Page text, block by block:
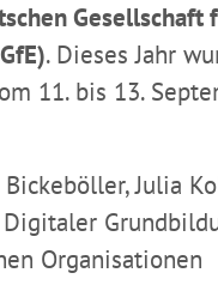
Gesellschaft
. Dieses Jahr
11. bis 13.
Bickeböller, Julia
Organisationen